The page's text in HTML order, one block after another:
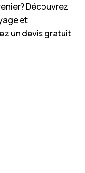
Découvrez
et
un devis gratuit